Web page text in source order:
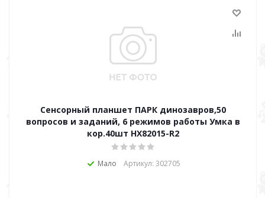
Сенсорный планшет ПАРК динозавров,50
вопросов и заданий, 6 режимов работы Умка в
кор.40шт HX82015-R2
Мало Артикул: 302705